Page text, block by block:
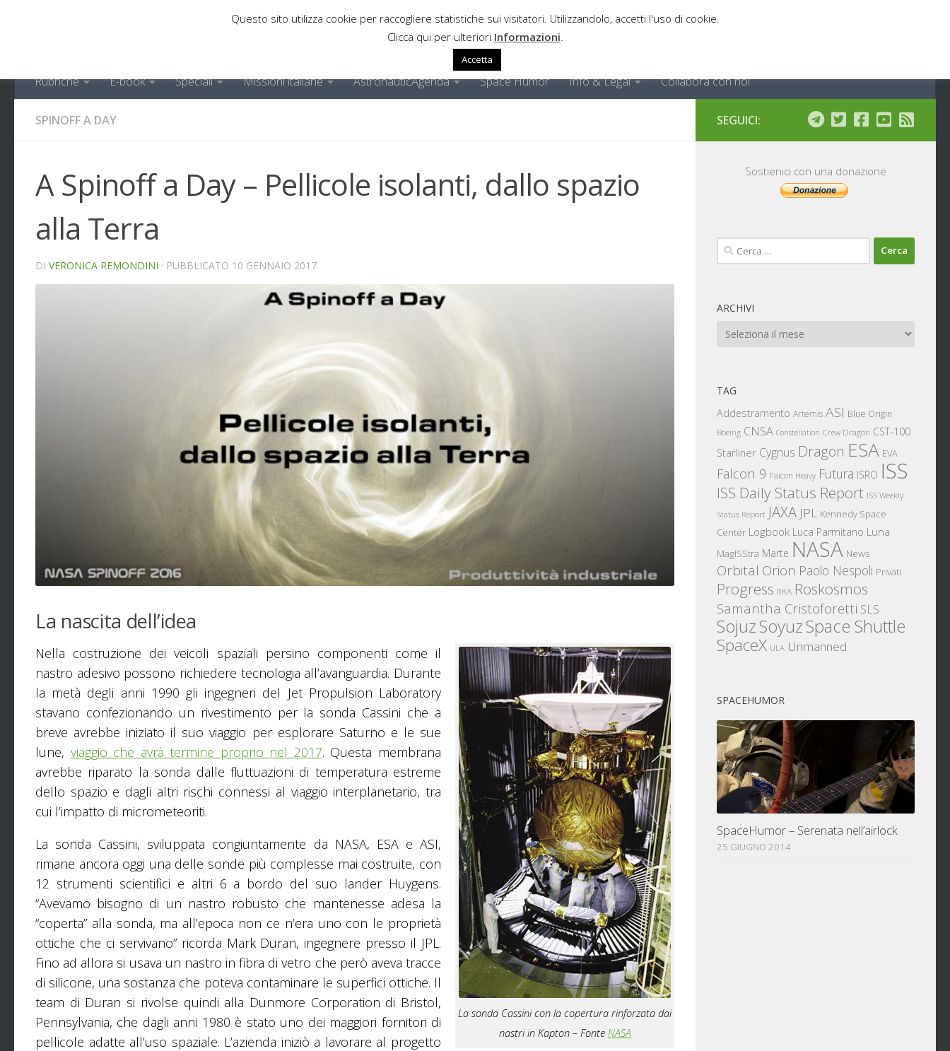
Rubriche E-book Speciali Missioni italiane AstronauticAgenda Space Humor Info & Legal Collabora con noi
SPINOFF A DAY
A Spinoff a Day – Pellicole isolanti, dallo spazio
alla Terra
DI VERONICA REMONDINI · PUBBLICATO 10 GENNAIO 2017
La nascita dell’idea
La sonda Cassini con la copertura rinforzata dai
nastri in Kapton – Fonte NASA
Nella costruzione dei veicoli spaziali persino componenti come il
nastro adesivo possono richiedere tecnologia all’avanguardia. Durante
la metà degli anni 1990 gli ingegneri del Jet Propulsion Laboratory
stavano confezionando un rivestimento per la sonda Cassini che a
breve avrebbe iniziato il suo viaggio per esplorare Saturno e le sue
lune, viaggio che avrà termine proprio nel 2017. Questa membrana
avrebbe riparato la sonda dalle fluttuazioni di temperatura estreme
dello spazio e dagli altri rischi connessi al viaggio interplanetario, tra
cui l’impatto di micrometeoriti.
La sonda Cassini, sviluppata congiuntamente da NASA, ESA e ASI,
rimane ancora oggi una delle sonde più complesse mai costruite, con
12 strumenti scientifici e altri 6 a bordo del suo lander Huygens.
“Avevamo bisogno di un nastro robusto che mantenesse adesa la
“coperta” alla sonda, ma all’epoca non ce n’era uno con le proprietà
ottiche che ci servivano” ricorda Mark Duran, ingegnere presso il JPL.
Fino ad allora si usava un nastro in fibra di vetro che però aveva tracce
di silicone, una sostanza che poteva contaminare le superfici ottiche. Il
team di Duran si rivolse quindi alla Dunmore Corporation di Bristol,
Pennsylvania, che dagli anni 1980 è stato uno dei maggiori fornitori di
pellicole adatte all’uso spaziale. L’azienda iniziò a lavorare al progetto
SEGUICI:
Sostienici con una donazione
Ricerca
per:
ARCHIVI
Archivi
TAG
Addestramento Artemis ASI Blue Origin
Boeing CNSA Constellation Crew Dragon CST-100
Starliner Cygnus Dragon ESA EVA
Falcon 9 Falcon Heavy Futura ISRO ISS
ISS Daily Status Report ISS Weekly
Status Report JAXA JPL Kennedy Space
Center Logbook Luca Parmitano Luna
MagISStra Marte NASA News
Orbital Orion Paolo Nespoli Privati
Progress RKA Roskosmos
Samantha Cristoforetti SLS
SojuzSoyuzSpace Shuttle
SpaceX ULA Unmanned
SPACEHUMOR
SpaceHumor – Serenata nell’airlock
25 GIUGNO 2014
Questo sito utilizza cookie per raccogliere statistiche sui visitatori. Utilizzandolo, accetti l'uso di cookie.
Clicca qui per ulteriori Informazioni
Accetta